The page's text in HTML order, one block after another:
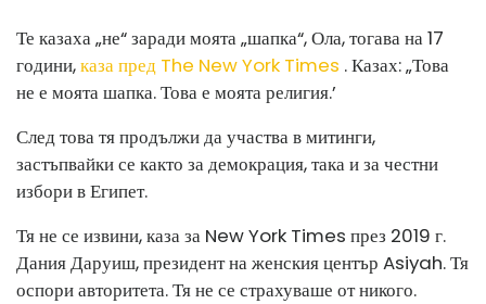
Те казаха „не“ заради моята „шапка“, Ола, тогава на 17
години,каза пред The ​​New York Times . Казах: „Това
не е моята шапка. Това е моята религия.’
След това тя продължи да участва в митинги,
застъпвайки се както за демокрация, така и за честни
избори в Египет.
Тя не се извини, каза за New York Times през 2019 г.
Дания Даруиш, президент на женския център Asiyah. Тя
оспори авторитета. Тя не се страхуваше от никого.